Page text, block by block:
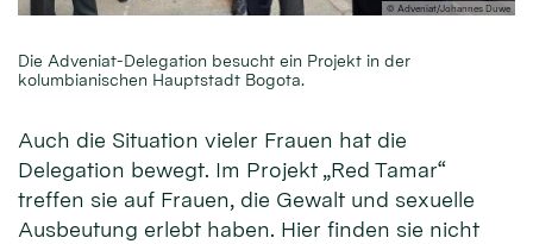
© Adveniat/Johannes Duwe
Die Adveniat-Delegation besucht ein Projekt in der
kolumbianischen Hauptstadt Bogota.
Auch die Situation vieler Frauen hat die
Delegation bewegt. Im Projekt „Red Tamar“
treffen sie auf Frauen, die Gewalt und sexuelle
Ausbeutung erlebt haben. Hier finden sie nicht